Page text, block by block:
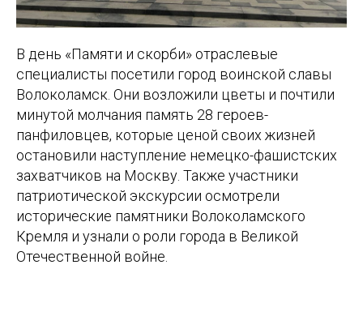
В день «Памяти и скорби» отраслевые
специалисты посетили город воинской славы
Волоколамск. Они возложили цветы и почтили
минутой молчания память 28 героев-
панфиловцев, которые ценой своих жизней
остановили наступление немецко-фашистских
захватчиков на Москву. Также участники
патриотической экскурсии осмотрели
исторические памятники Волоколамского
Кремля и узнали о роли города в Великой
Отечественной войне.